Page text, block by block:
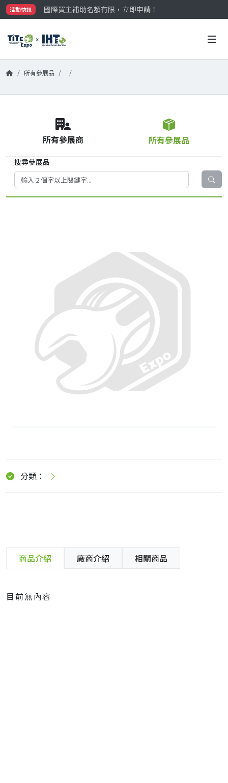
活動快訊
國際買主補助名額有限，立即申請！
參觀門票開放申請中‼️
國際買主補助名額有限，立即申請！
所有參展品
所有參展商 所有參展品
搜尋參展品
分類：
商品介紹 廠商介紹 相關商品
目前無內容